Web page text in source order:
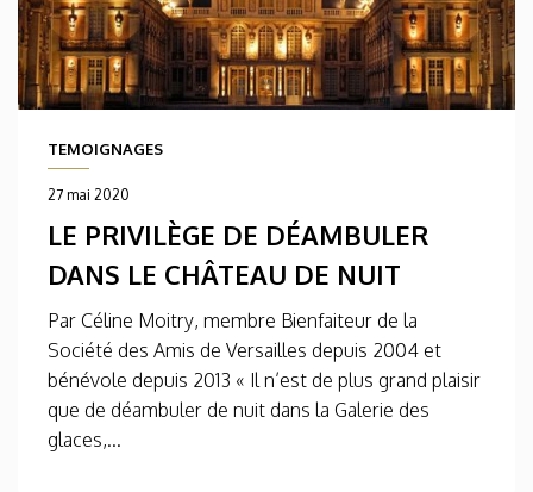
TEMOIGNAGES
27 mai 2020
LE PRIVILÈGE DE DÉAMBULER
DANS LE CHÂTEAU DE NUIT
Par Céline Moitry, membre Bienfaiteur de la
Société des Amis de Versailles depuis 2004 et
bénévole depuis 2013 « Il n’est de plus grand plaisir
que de déambuler de nuit dans la Galerie des
glaces,...